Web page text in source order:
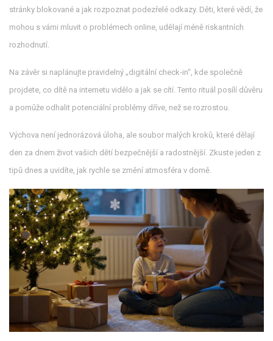
stránky blokované a jak rozpoznat podezřelé odkazy. Děti, které vědí, že
mohou s vámi mluvit o problémech online, udělají méně riskantních
rozhodnutí.
Na závěr si naplánujte pravidelný „digitální check‑in“, kde společně
projdete, co dítě na internetu vidělo a jak se cítí. Tento rituál posílí důvěru
a pomůže odhalit potenciální problémy dříve, než se rozrostou.
Výchova není jednorázová úloha, ale soubor malých kroků, které dělají
den za dnem život vašich dětí bezpečnější a radostnější. Zkuste jeden z
tipů dnes a uvidíte, jak rychle se změní atmosféra v domě.